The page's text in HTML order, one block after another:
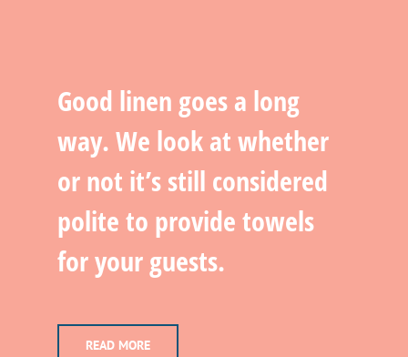
Good linen goes a long
way. We look at whether
or not it’s still considered
polite to provide towels
for your guests.
READ MORE